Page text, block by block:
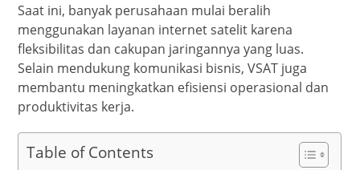
Saat ini, banyak perusahaan mulai beralih
menggunakan layanan internet satelit karena
fleksibilitas dan cakupan jaringannya yang luas.
Selain mendukung komunikasi bisnis, VSAT juga
membantu meningkatkan efisiensi operasional dan
produktivitas kerja.
Table of Contents